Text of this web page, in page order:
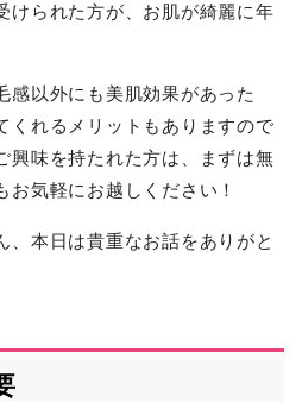
けられた方が、お肌が綺麗に年
感以外にも美肌効果があった
くれるメリットもありますので
興味を持たれた方は、まずは無
気軽にお越しください！
、本日は貴重なお話をありがと